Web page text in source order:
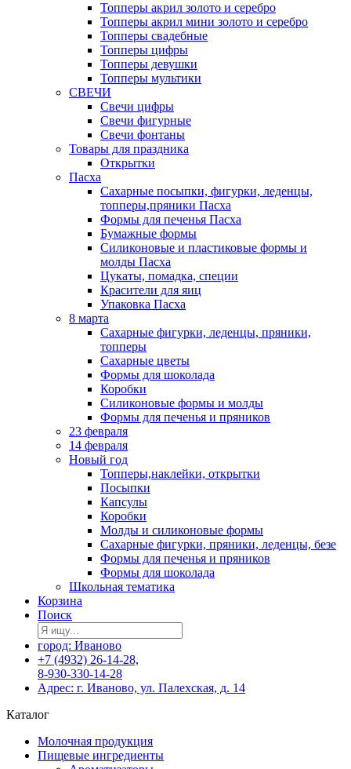
Топперы акрил золото и серебро
Топперы акрил мини золото и серебро
Топперы свадебные
Топперы цифры
Топперы девушки
Топперы мультики
СВЕЧИ
Свечи цифры
Свечи фигурные
Свечи фонтаны
Товары для праздника
Открытки
Пасха
Сахарные посыпки, фигурки, леденцы,
топперы,пряники Пасха
Формы для печенья Пасха
Бумажные формы
Силиконовые и пластиковые формы и
молды Пасха
Цукаты, помадка, специи
Красители для яиц
Упаковка Пасха
8 марта
Сахарные фигурки, леденцы, пряники,
топперы
Сахарные цветы
Формы для шоколада
Коробки
Силиконовые формы и молды
Формы для печенья и пряников
23 февраля
14 февраля
Новый год
Топперы,наклейки, открытки
Посыпки
Капсулы
Коробки
Молды и силиконовые формы
Сахарные фигурки, пряники, леденцы, безе
Формы для печенья и пряников
Формы для шоколада
Школьная тематика
Корзина
Поиск
город: Иваново
+7 (4932) 26-14-28,
8-930-330-14-28
Адрес: г. Иваново, ул. Палехская, д. 14
Каталог
Молочная продукция
Пищевые ингредиенты